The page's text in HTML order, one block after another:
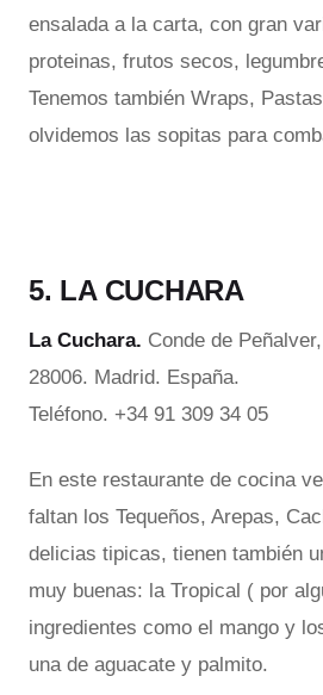
ensalada a la carta, con gran
proteinas, frutos secos,
Tenemos también Wraps,
olvidemos las sopitas para
5. LA CUCHARA
La Cuchara. Conde de
28006. Madrid. España.
Teléfono. +34 91 309 34 05
En este restaurante de cocina
faltan los Tequeños, Arepas,
delicias tipicas, tienen también
muy buenas: la Tropical ( por
ingredientes como el mango y
una de aguacate y palmito.